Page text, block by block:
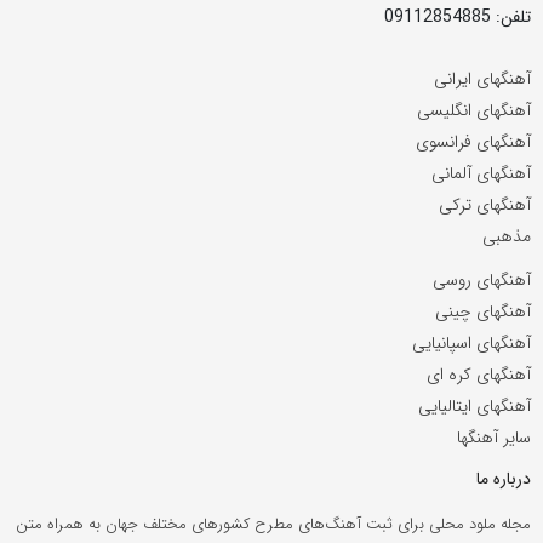
تلفن: 09112854885
آهنگهای ایرانی
آهنگهای انگلیسی
آهنگهای فرانسوی
آهنگهای آلمانی
آهنگهای ترکی
مذهبی
آهنگهای روسی
آهنگهای چینی
آهنگهای اسپانیایی
آهنگهای کره ای
آهنگهای ایتالیایی
سایر آهنگها
درباره ما
مجله ملود محلی برای ثبت آهنگ‌های مطرح کشورهای مختلف جهان به همراه متن